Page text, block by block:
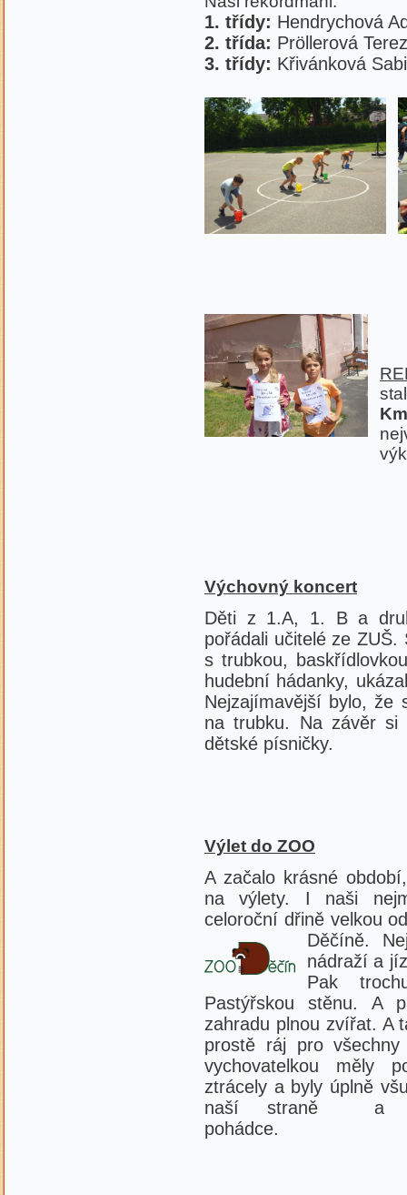
1. třídy: Hendrychová
2. třída: Pröllerová
3. třídy: Křivánková
Výchovný koncert
Děti z 1.A, 1. B a
pořádali učitelé ze
s trubkou,
hudební hádanky,
Nejzajímavější bylo, že
na trubku. Na závěr si
dětské písničky.
Výlet do ZOO
A začalo krásné
na výlety. I naši
celoroční dřině velkou
Děčíně.
nádraží a
Pak
Pastýřskou stěnu. A
zahradu plnou zvířat. A
prostě ráj pro
vychovatelkou měly
ztrácely a byly úplně
naší straně a